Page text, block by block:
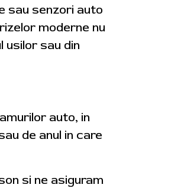
sau senzori auto
moderne nu
usilor sau din
auto, in
de anul in care
si ne asiguram